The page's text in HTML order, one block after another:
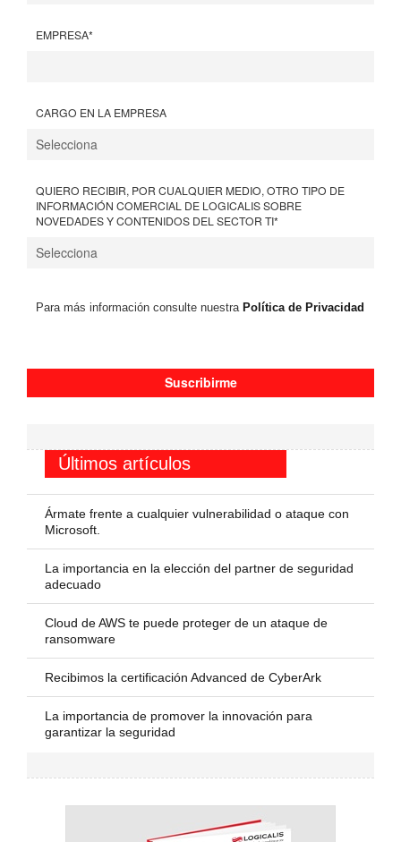
EMPRESA*
CARGO EN LA EMPRESA
QUIERO RECIBIR, POR CUALQUIER MEDIO, OTRO TIPO DE
INFORMACIÓN COMERCIAL DE LOGICALIS SOBRE
NOVEDADES Y CONTENIDOS DEL SECTOR TI*
Para más información consulte nuestraPolítica de Privacidad
Últimos artículos
Ármate frente a cualquier vulnerabilidad o ataque con
Microsoft.
La importancia en la elección del partner de seguridad
adecuado
Cloud de AWS te puede proteger de un ataque de
ransomware
Recibimos la certificación Advanced de CyberArk
La importancia de promover la innovación para
garantizar la seguridad